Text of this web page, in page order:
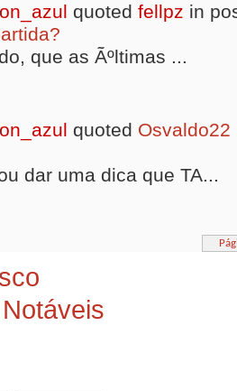
quoted fellpz in
que as Ãºltimas ...
quoted Osvaldo22
dar uma dica que TA...